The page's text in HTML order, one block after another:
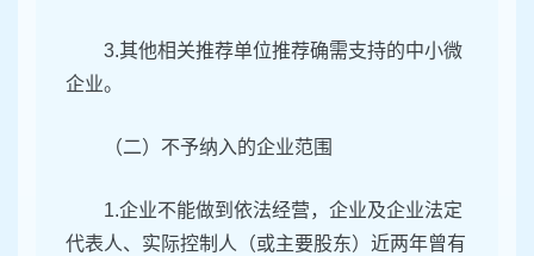
3.其他相关推荐单位推荐确需支持的中小微
企业。
（二）不予纳入的企业范围
1.企业不能做到依法经营，企业及企业法定
代表人、实际控制人（或主要股东）近两年曾有